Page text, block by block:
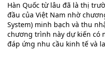
Hàn Quốc từ lâu đã là thị
đầu của Việt Nam nhờ
System) minh bạch và thu
chương trình này dự kiến có
đáp ứng nhu cầu kinh tế và